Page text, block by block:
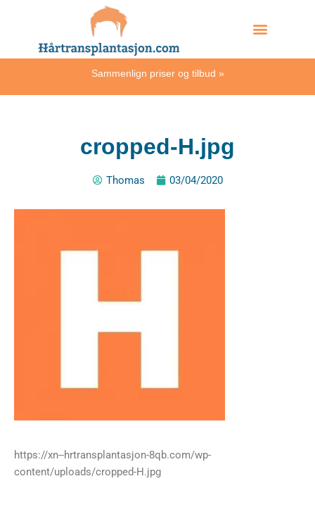
Sammenlign priser og tilbud »
cropped-H.jpg
Thomas 03/04/2020
https://xn--hrtransplantasjon-8qb.com/wp-
content/uploads/cropped-H.jpg